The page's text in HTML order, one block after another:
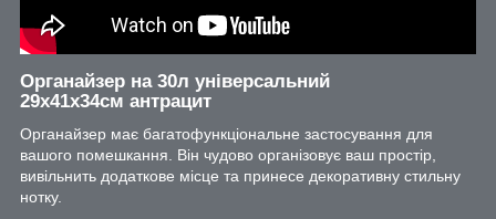
Органайзер на 30л універсальний
29х41х34см антрацит
Органайзер має багатофункціональне застосування для
вашого помешкання. Він чудово організовує ваш простір,
вивільнить додаткове місце та принесе декоративну стильну
нотку.